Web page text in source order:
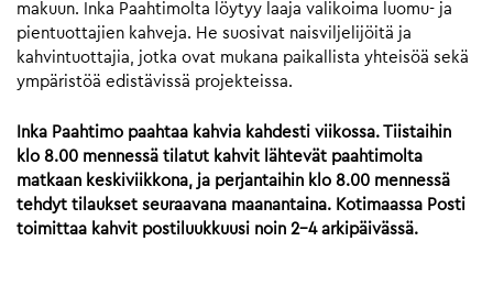
makuun. Inka Paahtimolta löytyy laaja valikoima luomu- ja
pientuottajien kahveja. He suosivat naisviljelijöitä ja
kahvintuottajia, jotka ovat mukana paikallista yhteisöä sekä
ympäristöä edistävissä projekteissa.
Inka Paahtimo paahtaa kahvia kahdesti viikossa. Tiistaihin
klo 8.00 mennessä tilatut kahvit lähtevät paahtimolta
matkaan keskiviikkona, ja perjantaihin klo 8.00 mennessä
tehdyt tilaukset seuraavana maanantaina. Kotimaassa Posti
toimittaa kahvit postiluukkuusi noin 2-4 arkipäivässä.